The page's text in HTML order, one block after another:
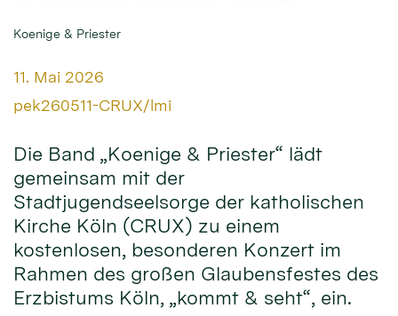
Koenige & Priester
Datum:
11. Mai 2026
Von:
pek260511-CRUX/lmi
Die Band „Koenige & Priester“ lädt
gemeinsam mit der
Stadtjugendseelsorge der katholischen
Kirche Köln (CRUX) zu einem
kostenlosen, besonderen Konzert im
Rahmen des großen Glaubensfestes des
Erzbistums Köln, „kommt & seht“, ein.